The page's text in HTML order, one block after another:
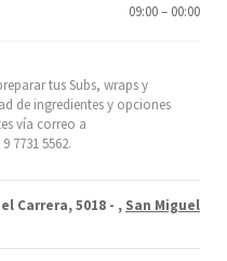
tus Subs, wraps y
de ingredientes y opciones
vía correo a
7731 5562.
Carrera, 5018 - , San Miguel
09:00– 00:00